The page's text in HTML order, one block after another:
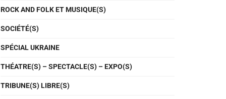
ROCK AND FOLK ET MUSIQUE(S)
SOCIÉTÉ(S)
SPÉCIAL UKRAINE
THÉATRE(S) – SPECTACLE(S) – EXPO(S)
TRIBUNE(S) LIBRE(S)